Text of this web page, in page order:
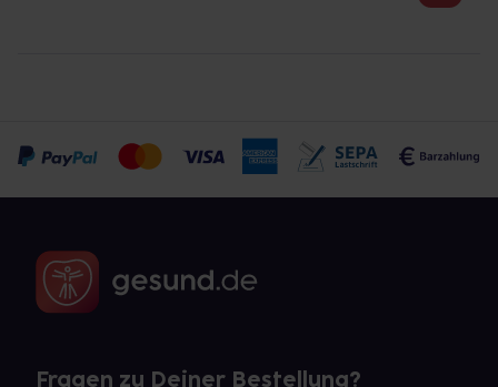
Fragen zu Deiner Bestellung?